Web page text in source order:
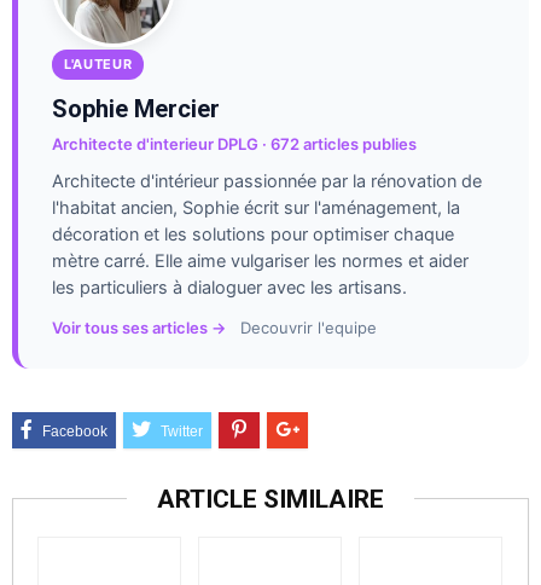
L'AUTEUR
Sophie Mercier
Architecte d'interieur DPLG · 672 articles publies
Architecte d'intérieur passionnée par la rénovation de
l'habitat ancien, Sophie écrit sur l'aménagement, la
décoration et les solutions pour optimiser chaque
mètre carré. Elle aime vulgariser les normes et aider
les particuliers à dialoguer avec les artisans.
Voir tous ses articles → Decouvrir l'equipe
ARTICLE SIMILAIRE